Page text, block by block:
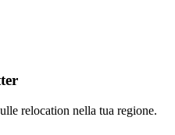
relocation nella tua regione.